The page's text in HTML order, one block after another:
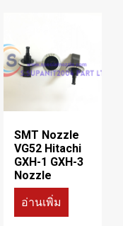
SMT Nozzle
VG52 Hitachi
GXH-1 GXH-3
Nozzle
อ่านเพิ่ม